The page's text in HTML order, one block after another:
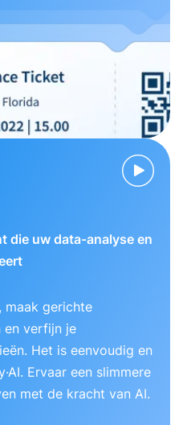
die uw data-analyse en
maak gerichte
en verfijn je
Het is eenvoudig en
Ervaar een slimmere
met de kracht van AI.